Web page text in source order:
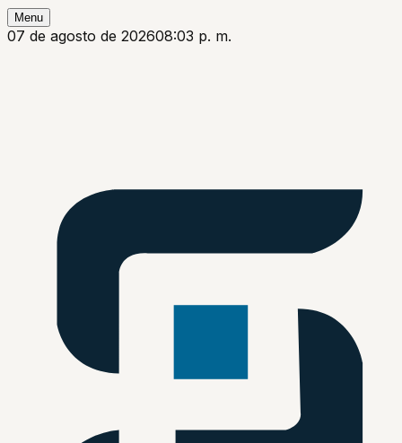
Menu
07 de agosto de 202608:03 p. m.